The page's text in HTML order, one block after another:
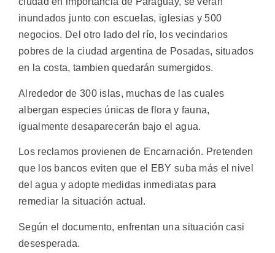
inundados junto con escuelas, iglesias y 500
negocios. Del otro lado del río, los vecindarios
pobres de la ciudad argentina de Posadas, situados
en la costa, tambien quedarán sumergidos.
Alrededor de 300 islas, muchas de las cuales
albergan especies únicas de flora y fauna,
igualmente desaparecerán bajo el agua.
Los reclamos provienen de Encarnación. Pretenden
que los bancos eviten que el EBY suba más el nivel
del agua y adopte medidas inmediatas para
remediar la situación actual.
Según el documento, enfrentan una situación casi
desesperada.